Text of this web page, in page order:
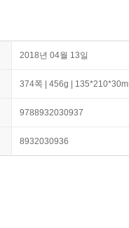
2018년 04월 13일
374쪽 | 456g |
9788932030937
8932030936